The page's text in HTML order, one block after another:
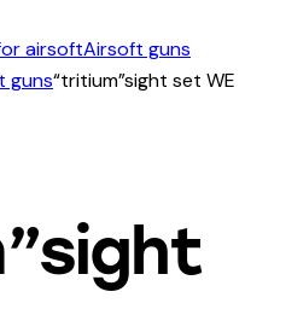
airsoftAirsoft guns
guns“tritium”sight set WE